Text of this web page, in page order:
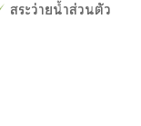
สระว่ายน้ำส่วนตัว